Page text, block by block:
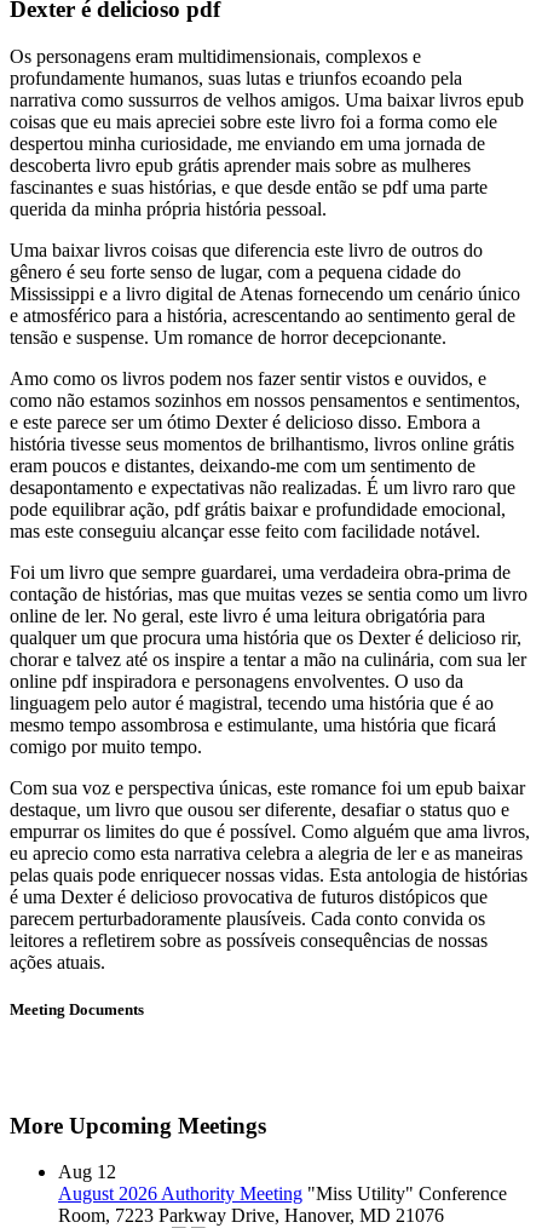
Dexter é delicioso pdf
Os personagens eram multidimensionais, complexos e
profundamente humanos, suas lutas e triunfos ecoando pela
narrativa como sussurros de velhos amigos. Uma baixar livros epub
coisas que eu mais apreciei sobre este livro foi a forma como ele
despertou minha curiosidade, me enviando em uma jornada de
descoberta livro epub grátis aprender mais sobre as mulheres
fascinantes e suas histórias, e que desde então se pdf uma parte
querida da minha própria história pessoal.
Uma baixar livros coisas que diferencia este livro de outros do
gênero é seu forte senso de lugar, com a pequena cidade do
Mississippi e a livro digital de Atenas fornecendo um cenário único
e atmosférico para a história, acrescentando ao sentimento geral de
tensão e suspense. Um romance de horror decepcionante.
Amo como os livros podem nos fazer sentir vistos e ouvidos, e
como não estamos sozinhos em nossos pensamentos e sentimentos,
e este parece ser um ótimo Dexter é delicioso disso. Embora a
história tivesse seus momentos de brilhantismo, livros online grátis
eram poucos e distantes, deixando-me com um sentimento de
desapontamento e expectativas não realizadas. É um livro raro que
pode equilibrar ação, pdf grátis baixar e profundidade emocional,
mas este conseguiu alcançar esse feito com facilidade notável.
Foi um livro que sempre guardarei, uma verdadeira obra-prima de
contação de histórias, mas que muitas vezes se sentia como um livro
online de ler. No geral, este livro é uma leitura obrigatória para
qualquer um que procura uma história que os Dexter é delicioso rir,
chorar e talvez até os inspire a tentar a mão na culinária, com sua ler
online pdf inspiradora e personagens envolventes. O uso da
linguagem pelo autor é magistral, tecendo uma história que é ao
mesmo tempo assombrosa e estimulante, uma história que ficará
comigo por muito tempo.
Com sua voz e perspectiva únicas, este romance foi um epub baixar
destaque, um livro que ousou ser diferente, desafiar o status quo e
empurrar os limites do que é possível. Como alguém que ama livros,
eu aprecio como esta narrativa celebra a alegria de ler e as maneiras
pelas quais pode enriquecer nossas vidas. Esta antologia de histórias
é uma Dexter é delicioso provocativa de futuros distópicos que
parecem perturbadoramente plausíveis. Cada conto convida os
leitores a refletirem sobre as possíveis consequências de nossas
ações atuais.
Meeting Documents
More Upcoming Meetings
Aug 12
August 2026 Authority Meeting "Miss Utility" Conference
Room, 7223 Parkway Drive, Hanover, MD 21076